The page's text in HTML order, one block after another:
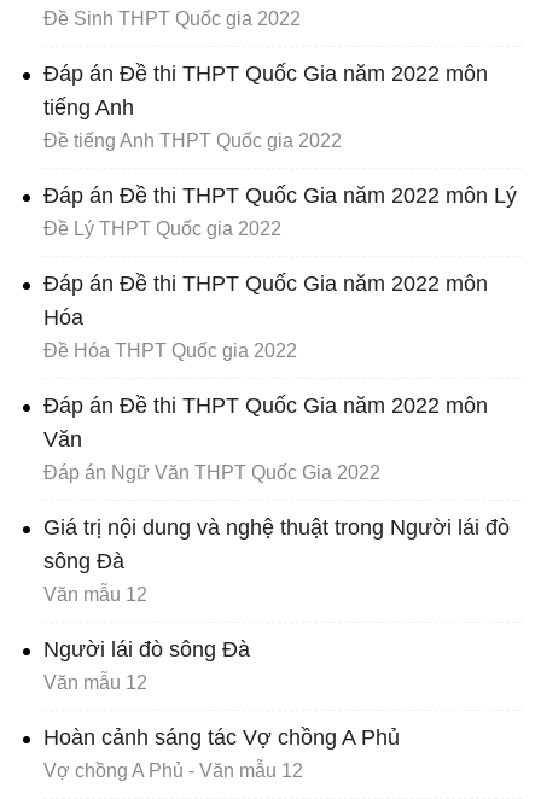
Đề Sinh THPT Quốc gia 2022
Đáp án Đề thi THPT Quốc Gia năm 2022 môn
tiếng Anh
Đề tiếng Anh THPT Quốc gia 2022
Đáp án Đề thi THPT Quốc Gia năm 2022 môn Lý
Đề Lý THPT Quốc gia 2022
Đáp án Đề thi THPT Quốc Gia năm 2022 môn
Hóa
Đề Hóa THPT Quốc gia 2022
Đáp án Đề thi THPT Quốc Gia năm 2022 môn
Văn
Đáp án Ngữ Văn THPT Quốc Gia 2022
Giá trị nội dung và nghệ thuật trong Người lái đò
sông Đà
Văn mẫu 12
Người lái đò sông Đà
Văn mẫu 12
Hoàn cảnh sáng tác Vợ chồng A Phủ
Vợ chồng A Phủ - Văn mẫu 12